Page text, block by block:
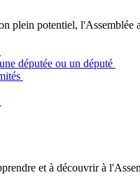
plein potentiel, l'Assemblée
députée ou un député
et à découvrir à